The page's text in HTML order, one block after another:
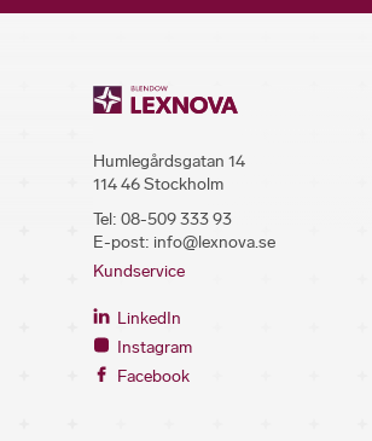
Humlegårdsgatan 14
114 46 Stockholm
Tel: 08-509 333 93
E-post: info@lexnova.se
Kundservice
LinkedIn
Instagram
Facebook